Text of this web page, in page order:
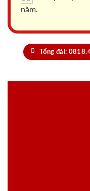
năm.
Tổng đài: